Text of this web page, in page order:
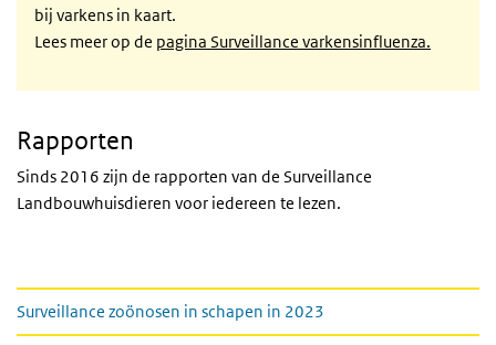
bij varkens in kaart.
Lees meer op de pagina Surveillance varkensinfluenza.
Rapporten
Sinds 2016 zijn de rapporten van de Surveillance
Landbouwhuisdieren voor iedereen te lezen.
Rapporten
Surveillance zoönosen in schapen in 2023